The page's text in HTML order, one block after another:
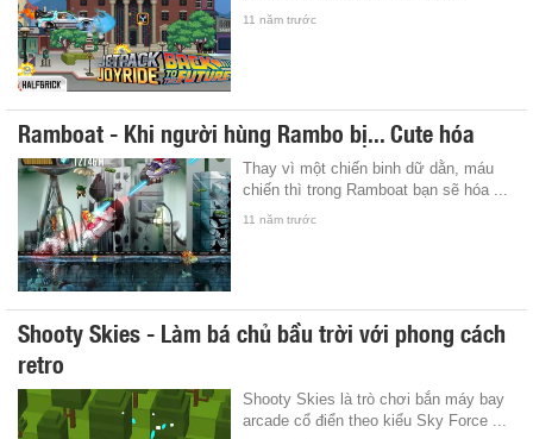
11 năm trước
Ramboat - Khi người hùng Rambo bị... Cute hóa
Thay vì một chiến binh dữ dằn, máu
chiến thì trong Ramboat bạn sẽ hóa ...
11 năm trước
Shooty Skies - Làm bá chủ bầu trời với phong cách
retro
Shooty Skies là trò chơi bắn máy bay
arcade cổ điển theo kiểu Sky Force ...